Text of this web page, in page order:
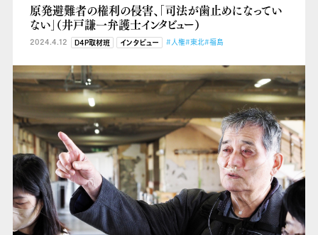
原発避難者の権利の侵害、「司法が歯止めになってい
ない」（井戸謙一弁護士インタビュー）
2024.4.12 D4P取材班 インタビュー #人権#東北#福島